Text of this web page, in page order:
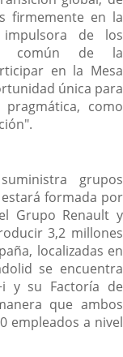
firmemente en la
impulsora de los
común de la
en la Mesa
única para
como
grupos
formada por
Grupo Renault y
3,2 millones
localizadas en
se encuentra
y su Factoría de
que ambos
empleados a nivel